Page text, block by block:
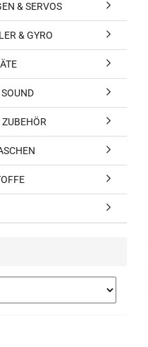
& SERVOS
& GYRO